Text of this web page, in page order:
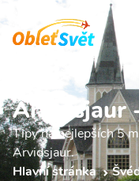
Arvidsjaur
Tipy na nejlepších 5
Arvidsjaur.
Hlavní stránka